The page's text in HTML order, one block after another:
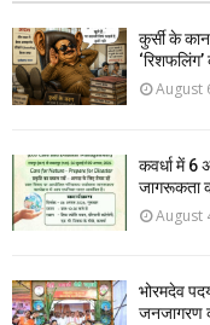
कुर्सी के
‘रिशफलिंग’
August
कवर्धा में 6
जागरूकता
August
भोरमदेव
जनजागरण